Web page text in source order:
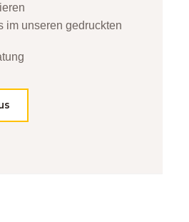
im unseren gedruckten